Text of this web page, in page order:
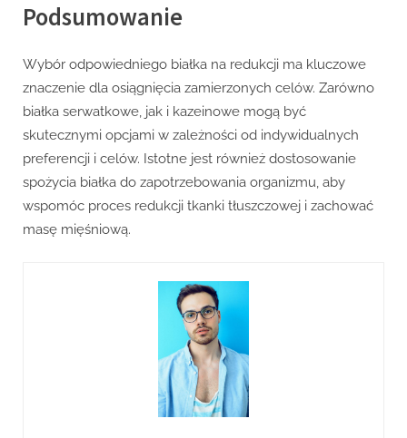
Podsumowanie
Wybór odpowiedniego białka na redukcji ma kluczowe
znaczenie dla osiągnięcia zamierzonych celów. Zarówno
białka serwatkowe, jak i kazeinowe mogą być
skutecznymi opcjami w zależności od indywidualnych
preferencji i celów. Istotne jest również dostosowanie
spożycia białka do zapotrzebowania organizmu, aby
wspomóc proces redukcji tkanki tłuszczowej i zachować
masę mięśniową.